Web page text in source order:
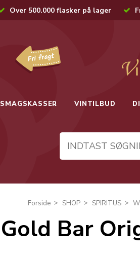
Over 500.000 flasker på lager
SMAGSKASSER VINTILBUD
Forside SHOP SPIRITUS
Gold Bar